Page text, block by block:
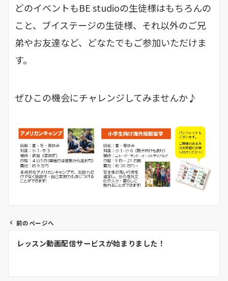
どのイベントもBE studioの生徒様はもちろんの
こと、ブイステージの生徒様、それ以外のご兄
弟やお友達など、どなたでもご参加いただけま
す。
ぜひこの機会にチャレンジしてみませんか♪
投
前のページへ
レッスン動画配信サービスが始まりました！